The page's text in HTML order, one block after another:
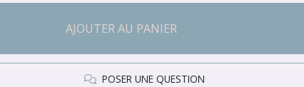
AJOUTER AU PANIER
POSER UNE QUESTION